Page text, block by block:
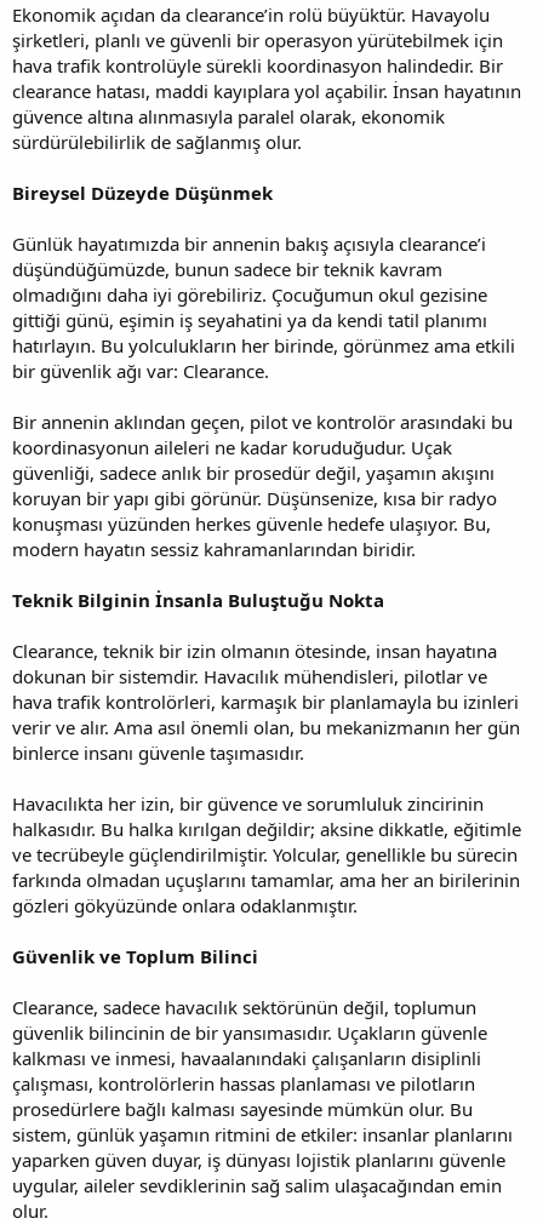
Ekonomik açıdan da clearance’in rolü büyüktür. Havayolu
şirketleri, planlı ve güvenli bir operasyon yürütebilmek için
hava trafik kontrolüyle sürekli koordinasyon halindedir. Bir
clearance hatası, maddi kayıplara yol açabilir. İnsan hayatının
güvence altına alınmasıyla paralel olarak, ekonomik
sürdürülebilirlik de sağlanmış olur.
Bireysel Düzeyde Düşünmek
Günlük hayatımızda bir annenin bakış açısıyla clearance’i
düşündüğümüzde, bunun sadece bir teknik kavram
olmadığını daha iyi görebiliriz. Çocuğumun okul gezisine
gittiği günü, eşimin iş seyahatini ya da kendi tatil planımı
hatırlayın. Bu yolculukların her birinde, görünmez ama etkili
bir güvenlik ağı var: Clearance.
Bir annenin aklından geçen, pilot ve kontrolör arasındaki bu
koordinasyonun aileleri ne kadar koruduğudur. Uçak
güvenliği, sadece anlık bir prosedür değil, yaşamın akışını
koruyan bir yapı gibi görünür. Düşünsenize, kısa bir radyo
konuşması yüzünden herkes güvenle hedefe ulaşıyor. Bu,
modern hayatın sessiz kahramanlarından biridir.
Teknik Bilginin İnsanla Buluştuğu Nokta
Clearance, teknik bir izin olmanın ötesinde, insan hayatına
dokunan bir sistemdir. Havacılık mühendisleri, pilotlar ve
hava trafik kontrolörleri, karmaşık bir planlamayla bu izinleri
verir ve alır. Ama asıl önemli olan, bu mekanizmanın her gün
binlerce insanı güvenle taşımasıdır.
Havacılıkta her izin, bir güvence ve sorumluluk zincirinin
halkasıdır. Bu halka kırılgan değildir; aksine dikkatle, eğitimle
ve tecrübeyle güçlendirilmiştir. Yolcular, genellikle bu sürecin
farkında olmadan uçuşlarını tamamlar, ama her an birilerinin
gözleri gökyüzünde onlara odaklanmıştır.
Güvenlik ve Toplum Bilinci
Clearance, sadece havacılık sektörünün değil, toplumun
güvenlik bilincinin de bir yansımasıdır. Uçakların güvenle
kalkması ve inmesi, havaalanındaki çalışanların disiplinli
çalışması, kontrolörlerin hassas planlaması ve pilotların
prosedürlere bağlı kalması sayesinde mümkün olur. Bu
sistem, günlük yaşamın ritmini de etkiler: insanlar planlarını
yaparken güven duyar, iş dünyası lojistik planlarını güvenle
uygular, aileler sevdiklerinin sağ salim ulaşacağından emin
olur.